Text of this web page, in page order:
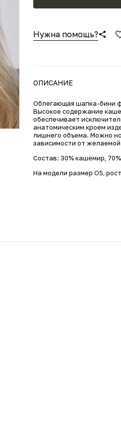
Нужна помощь?
ОПИСАНИЕ
Облегающая шапка-бини
Высокое содержание
обеспечивает
анатомическим кроем
лишнего объема. Можно
зависимости от
Состав: 30% кашемир,
На модели размер OS,